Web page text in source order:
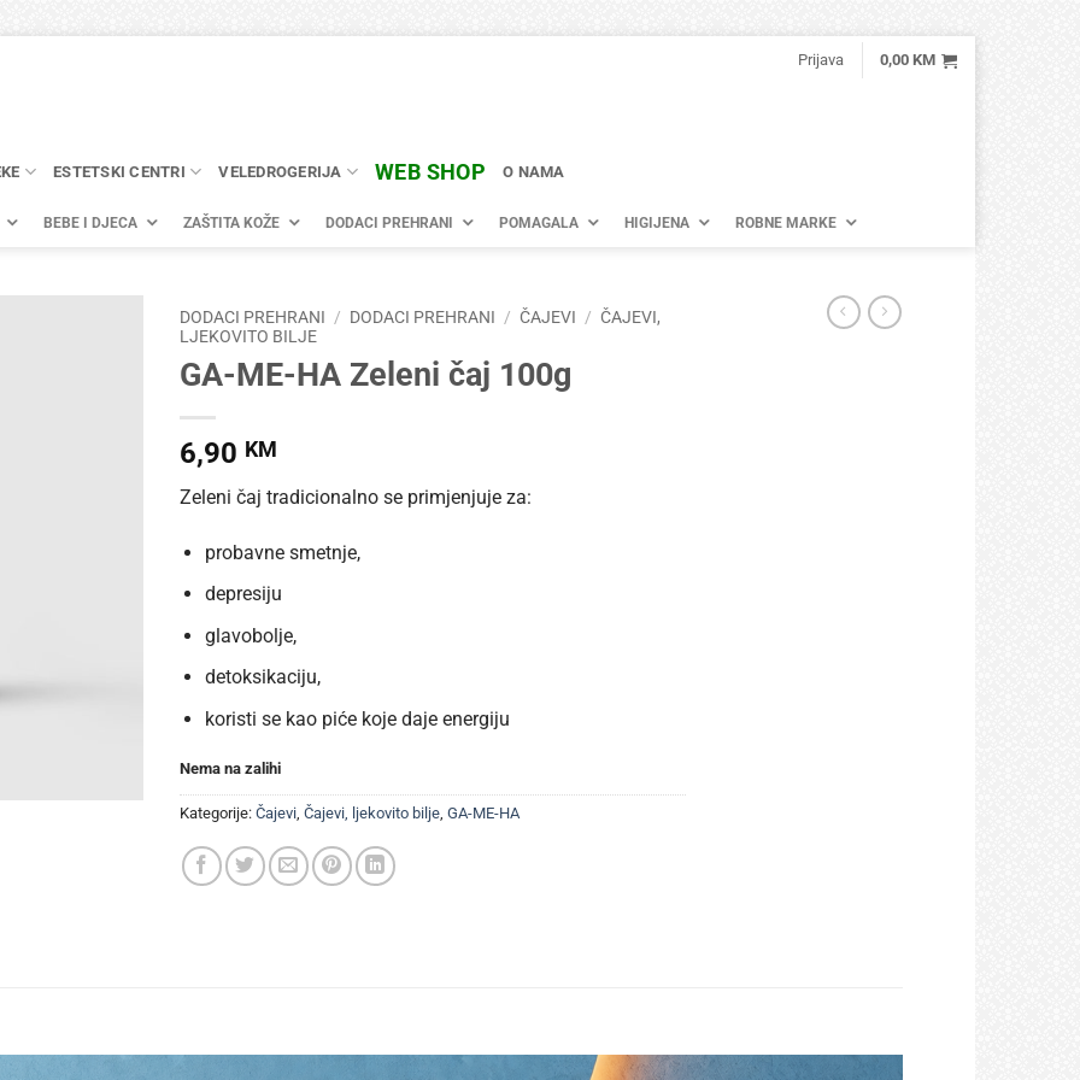
Prijava 0,00 KM
ESTETSKI CENTRI VELEDROGERIJA WEB SHOP O NAMA
BEBE I DJECA ZAŠTITA KOŽE DODACI PREHRANI POMAGALA HIGIJENA ROBNE MARKE
DODACI PREHRANI / DODACI PREHRANI / ČAJEVI / ČAJEVI,
LJEKOVITO BILJE
GA-ME-HA Zeleni čaj 100g
6,90 KM
Zeleni čaj tradicionalno se primjenjuje za:
probavne smetnje,
depresiju
glavobolje,
detoksikaciju,
koristi se kao piće koje daje energiju
Nema na zalihi
Kategorije: Čajevi Čajevi, ljekovito bilje GA-ME-HA